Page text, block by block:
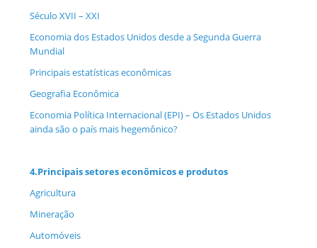
Século XVII – XXI
Economia dos Estados Unidos desde a Segunda Guerra
Mundial
Principais estatísticas econômicas
Geografia Econômica
Economia Política Internacional (EPI) – Os Estados Unidos
ainda são o país mais hegemônico?
4.Principais setores econômicos e produtos
Agricultura
Mineração
Automóveis